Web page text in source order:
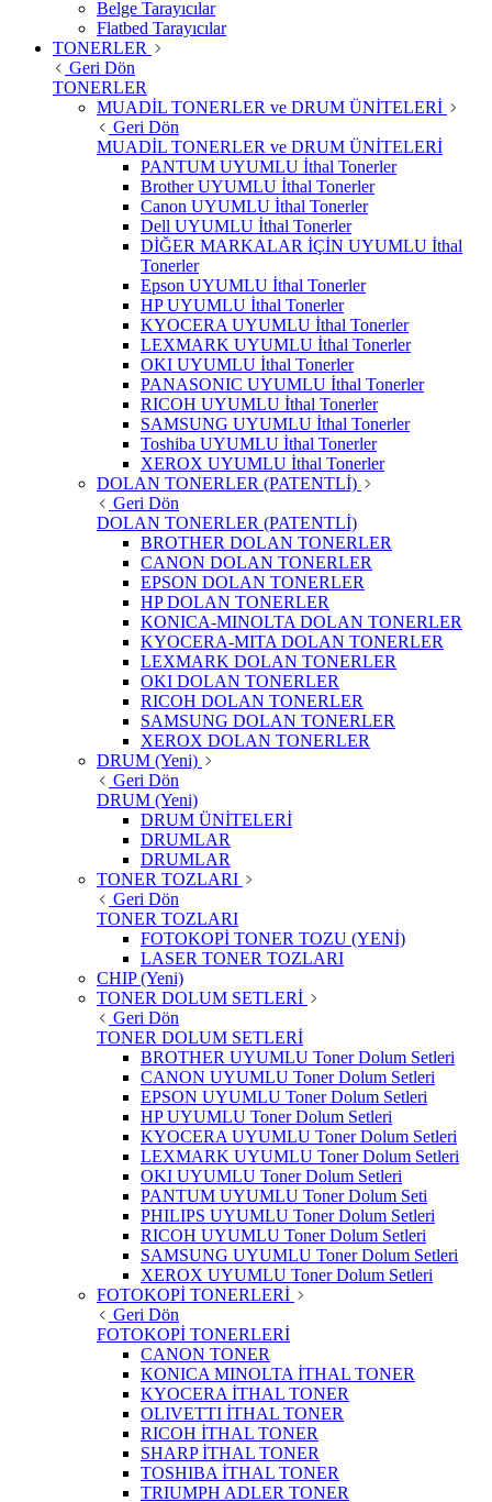
Belge Tarayıcılar
Flatbed Tarayıcılar
TONERLER
Geri Dön
TONERLER
MUADİL TONERLER ve DRUM ÜNİTELERİ
Geri Dön
MUADİL TONERLER ve DRUM ÜNİTELERİ
PANTUM UYUMLU İthal Tonerler
Brother UYUMLU İthal Tonerler
Canon UYUMLU İthal Tonerler
Dell UYUMLU İthal Tonerler
DİĞER MARKALAR İÇİN UYUMLU İthal
Tonerler
Epson UYUMLU İthal Tonerler
HP UYUMLU İthal Tonerler
KYOCERA UYUMLU İthal Tonerler
LEXMARK UYUMLU İthal Tonerler
OKI UYUMLU İthal Tonerler
PANASONIC UYUMLU İthal Tonerler
RICOH UYUMLU İthal Tonerler
SAMSUNG UYUMLU İthal Tonerler
Toshiba UYUMLU İthal Tonerler
XEROX UYUMLU İthal Tonerler
DOLAN TONERLER (PATENTLİ)
Geri Dön
DOLAN TONERLER (PATENTLİ)
BROTHER DOLAN TONERLER
CANON DOLAN TONERLER
EPSON DOLAN TONERLER
HP DOLAN TONERLER
KONICA-MINOLTA DOLAN TONERLER
KYOCERA-MITA DOLAN TONERLER
LEXMARK DOLAN TONERLER
OKI DOLAN TONERLER
RICOH DOLAN TONERLER
SAMSUNG DOLAN TONERLER
XEROX DOLAN TONERLER
DRUM (Yeni)
Geri Dön
DRUM (Yeni)
DRUM ÜNİTELERİ
DRUMLAR
DRUMLAR
TONER TOZLARI
Geri Dön
TONER TOZLARI
FOTOKOPİ TONER TOZU (YENİ)
LASER TONER TOZLARI
CHIP (Yeni)
TONER DOLUM SETLERİ
Geri Dön
TONER DOLUM SETLERİ
BROTHER UYUMLU Toner Dolum Setleri
CANON UYUMLU Toner Dolum Setleri
EPSON UYUMLU Toner Dolum Setleri
HP UYUMLU Toner Dolum Setleri
KYOCERA UYUMLU Toner Dolum Setleri
LEXMARK UYUMLU Toner Dolum Setleri
OKI UYUMLU Toner Dolum Setleri
PANTUM UYUMLU Toner Dolum Seti
PHILIPS UYUMLU Toner Dolum Setleri
RICOH UYUMLU Toner Dolum Setleri
SAMSUNG UYUMLU Toner Dolum Setleri
XEROX UYUMLU Toner Dolum Setleri
FOTOKOPİ TONERLERİ
Geri Dön
FOTOKOPİ TONERLERİ
CANON TONER
KONICA MINOLTA İTHAL TONER
KYOCERA İTHAL TONER
OLIVETTI İTHAL TONER
RICOH İTHAL TONER
SHARP İTHAL TONER
TOSHIBA İTHAL TONER
TRIUMPH ADLER TONER